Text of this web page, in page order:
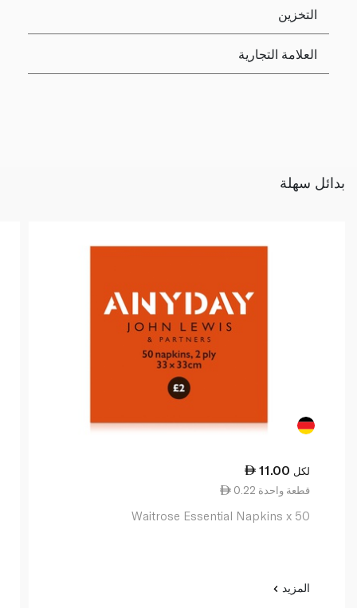
التخزين
العلامة التجارية
بدائل سهلة
11.00 لكل
0.22 قطعة واحدة
Waitrose Essential Napkins x 50
المزيد